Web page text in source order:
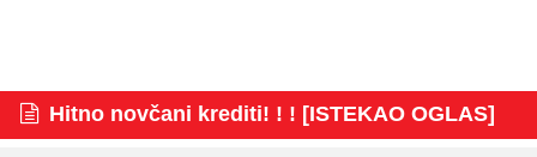
Hitno novčani krediti! ! ! [ISTEKAO OGLAS]